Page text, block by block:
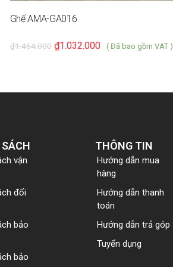
Ghế AMA-GA016
1.464.000
₫ 1.032.000
₫ ( Đã bao gồm VAT )
vận
đổi
bảo
bảo
THÔNG TIN
Hướng dẫn mua
hàng
Hướng dẫn thanh
toán
Hướng dẫn trả góp
Tuyển dụng